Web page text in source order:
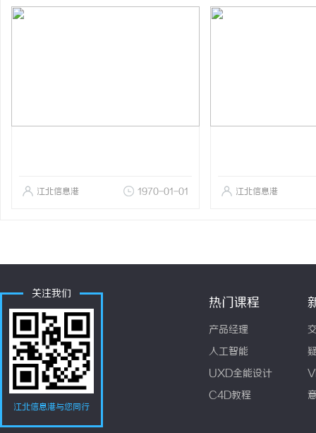
江北信息港 1970-01-01 江北信息港
关注我们
江北信息港与您同行
热门课程
产品经理
人工智能
UXD全能设计
C4D教程